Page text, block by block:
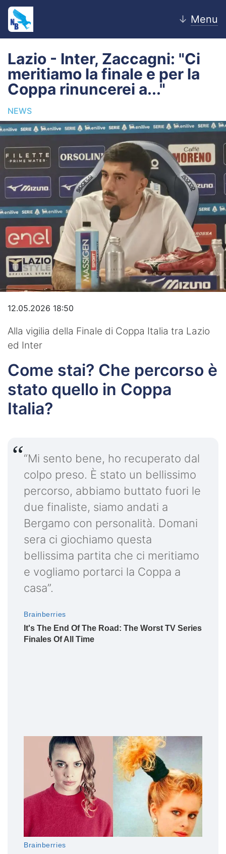
↓ Menu
Home
News
Editoriale
Pagelle
Settore Giovanile
Lazio Women
Calciomercato
Video
Lazio - Inter, Zaccagni: "Ci
meritiamo la finale e per la
Coppa rinuncerei a..."
NEWS
12.05.2026 18:50
Alla vigilia della Finale di Coppa Italia tra Lazio
ed Inter
Come stai? Che percorso è
stato quello in Coppa
Italia?
“Mi sento bene, ho recuperato dal
colpo preso. È stato un bellissimo
percorso, abbiamo buttato fuori le
due finaliste, siamo andati a
Bergamo con personalità. Domani
sera ci giochiamo questa
bellissima partita che ci meritiamo
e vogliamo portarci la Coppa a
casa”.